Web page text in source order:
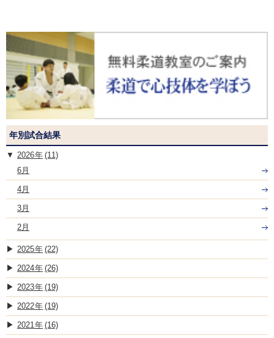
年別試合結果
2026
(11)
6月
4月
3月
2月
2025 (22)
2024 (26)
2023 (19)
2022 (19)
2021 (16)